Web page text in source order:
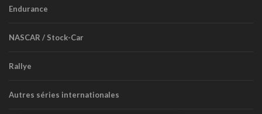
Endurance
NASCAR / Stock-Car
Rallye
Autres séries internationales